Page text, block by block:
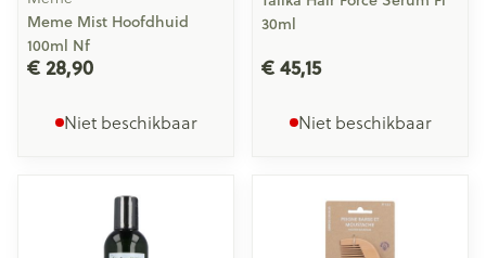
Meme Mist Hoofdhuid
100ml Nf
€ 28,90
Niet beschikbaar
30ml
€ 45,15
Niet beschikbaar